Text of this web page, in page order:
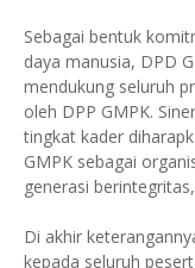
Sebagai bentuk
daya manusia, DPD
mendukung seluruh
oleh DPP GMPK.
tingkat kader
GMPK sebagai
generasi
Di akhir
kepada seluruh